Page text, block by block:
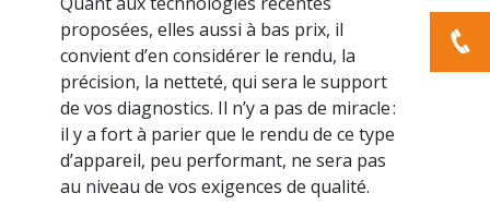
proposées, elles aussi à bas prix, il
convient d’en considérer le rendu, la
précision, la netteté, qui sera le support
de vos diagnostics. Il n’y a pas de miracle :
il y a fort à parier que le rendu de ce type
d’appareil, peu performant, ne sera pas
au niveau de vos exigences de qualité.